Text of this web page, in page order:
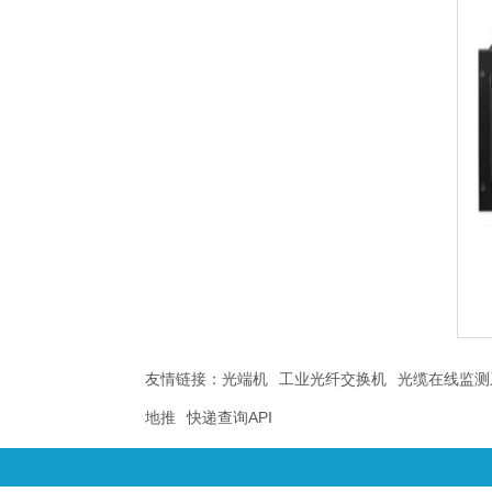
友情链接： 光端机 工业光纤交换机 光缆在线监
地推 快递查询API